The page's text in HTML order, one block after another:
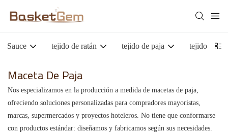
Sauce tejido de ratán tejido de paja tejido de
Maceta De Paja
Nos especializamos en la producción a medida de macetas de paja,
ofreciendo soluciones personalizadas para compradores mayoristas,
marcas, supermercados y proyectos hoteleros. No tiene que conformarse
con productos estándar: diseñamos y fabricamos según sus necesidades.